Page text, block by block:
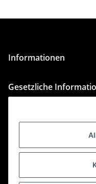
Informationen
Gesetzliche
Für Custom
custom@htr-